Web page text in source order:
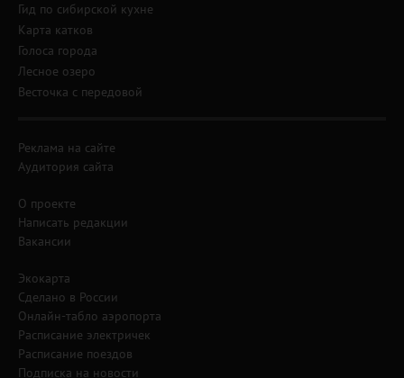
Гид по сибирской кухне
Карта катков
Голоса города
Лесное озеро
Весточка с передовой
Реклама на сайте
Аудитория сайта
О проекте
Написать редакции
Вакансии
Экокарта
Сделано в России
Онлайн-табло аэропорта
Расписание электричек
Расписание поездов
Подписка на новости